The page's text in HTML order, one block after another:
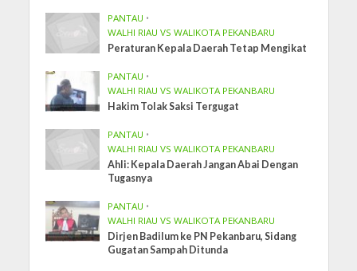
PANTAU •
WALHI RIAU VS WALIKOTA PEKANBARU
Peraturan Kepala Daerah Tetap Mengikat
PANTAU •
WALHI RIAU VS WALIKOTA PEKANBARU
Hakim Tolak Saksi Tergugat
PANTAU •
WALHI RIAU VS WALIKOTA PEKANBARU
Ahli: Kepala Daerah Jangan Abai Dengan
Tugasnya
PANTAU •
WALHI RIAU VS WALIKOTA PEKANBARU
Dirjen Badilum ke PN Pekanbaru, Sidang
Gugatan Sampah Ditunda